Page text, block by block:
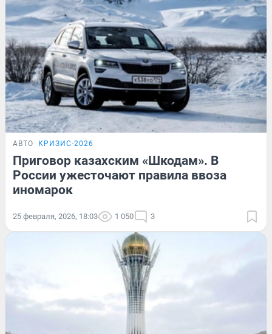
АВТО КРИЗИС-2026
Приговор казахским «Шкодам». В
России ужесточают правила ввоза
иномарок
25 февраля, 2026, 18:03 1 050 3